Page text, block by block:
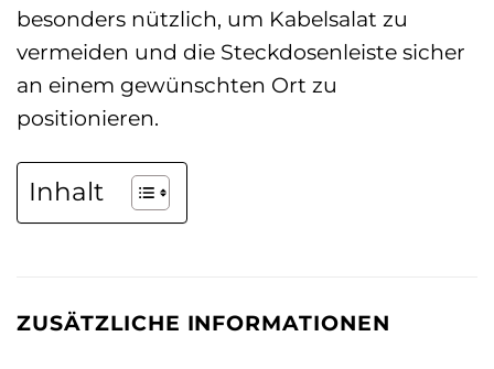
besonders nützlich, um Kabelsalat zu
vermeiden und die Steckdosenleiste sicher
an einem gewünschten Ort zu
positionieren.
Inhalt
ZUSÄTZLICHE INFORMATIONEN